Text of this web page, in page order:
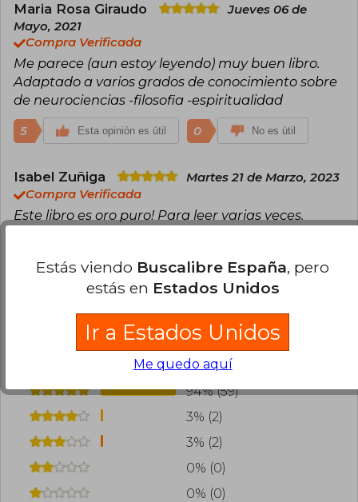
Maria Rosa Giraudo
Jueves 06 de
Mayo, 2021
Compra Verificada
Me parece (aun estoy leyendo) muy buen libro.
Adaptado a varios grados de conocimiento sobre
de neurociencias -filosofia -espiritualidad
5 Esta opinión es útil 0 No es útil
Isabel Zuñiga
Martes 21 de Marzo, 2023
Compra Verificada
Este libro es oro puro! Para leer varias veces.
¿Leíste este libro? Inicia sesión para poder
agregar tu propia evaluación.
94% (59)
3% (2)
3% (2)
0% (0)
0% (0)
Estás viendo Buscalibre España, pero
estás en Estados Unidos
Ir a Estados Unidos
Me quedo aquí